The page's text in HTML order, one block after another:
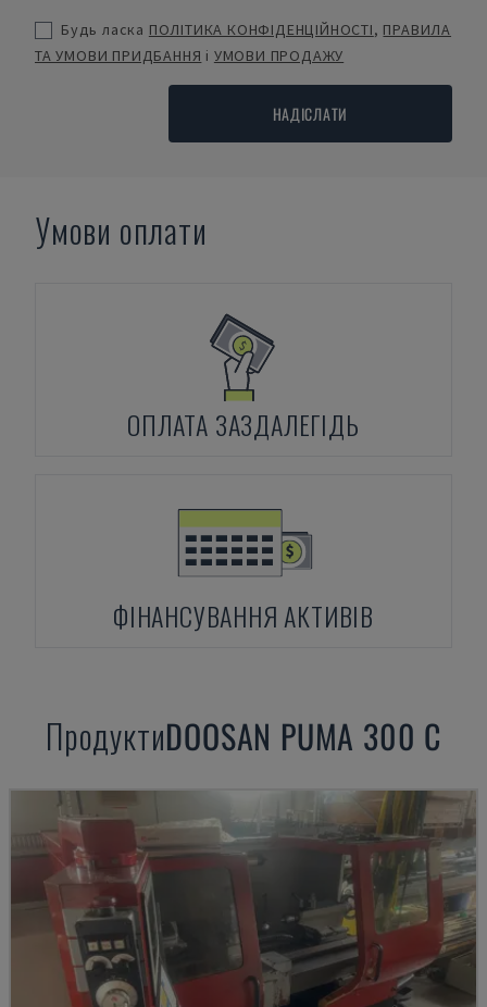
Будь ласка ПОЛІТИКА КОНФІДЕНЦІЙНОСТІ, ПРАВИЛА
ТА УМОВИ ПРИДБАННЯ і УМОВИ ПРОДАЖУ
НАДІСЛАТИ
Умови оплати
ОПЛАТА ЗАЗДАЛЕГІДЬ
ФІНАНСУВАННЯ АКТИВІВ
ПродуктиDOOSAN PUMA 300 C